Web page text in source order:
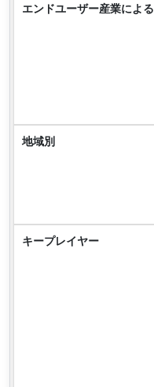
エンドユーザー産業による
地域別
キープレイヤー